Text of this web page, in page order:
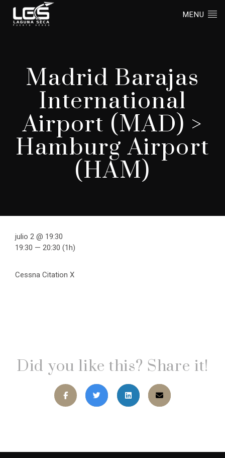
MENU
Madrid Barajas
International
Airport (MAD) >
Hamburg Airport
(HAM)
julio 2 @ 19:30
19:30 — 20:30 (1h)
Cessna Citation X
Did you like this? Share it!